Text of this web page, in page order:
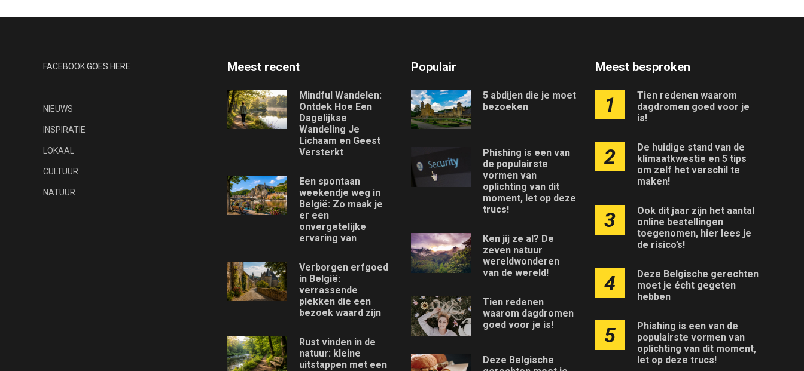
FACEBOOK GOES HERE
NIEUWS
INSPIRATIE
LOKAAL
CULTUUR
NATUUR
Meest recent
Mindful Wandelen:
Ontdek Hoe Een
Dagelijkse
Wandeling Je
Lichaam en Geest
Versterkt
Een spontaan
weekendje weg in
België: Zo maak je
er een
onvergetelijke
ervaring van
Verborgen erfgoed
in België:
verrassende
plekken die een
bezoek waard zijn
Rust vinden in de
natuur: kleine
uitstappen met een
Populair
5 abdijen die je moet
bezoeken
Phishing is een van
de populairste
vormen van
oplichting van dit
moment, let op deze
trucs!
Ken jij ze al? De
zeven natuur
wereldwonderen
van de wereld!
Tien redenen
waarom dagdromen
goed voor je is!
Deze Belgische
Meest besproken
1
Tien redenen waarom
dagdromen goed voor je
is!
2
De huidige stand van de
klimaatkwestie en 5 tips
om zelf het verschil te
maken!
3
Ook dit jaar zijn het aantal
online bestellingen
toegenomen, hier lees je
de risico’s!
4
Deze Belgische gerechten
moet je écht gegeten
hebben
5
Phishing is een van de
populairste vormen van
oplichting van dit moment,
let op deze trucs!